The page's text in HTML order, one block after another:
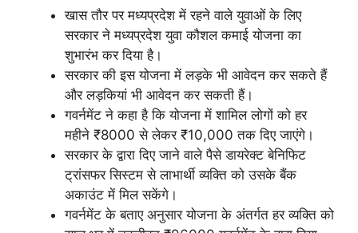
खास तौर पर मध्यप्रदेश में रहने वाले युवाओं के लिए
सरकार ने मध्यप्रदेश युवा कौशल कमाई योजना का
शुभारंभ कर दिया है।
सरकार की इस योजना में लड़के भी आवेदन कर सकते हैं
और लड़कियां भी आवेदन कर सकती हैं।
गवर्नमेंट ने कहा है कि योजना में शामिल लोगों को हर
महीने ₹8000 से लेकर ₹10,000 तक दिए जाएंगे।
सरकार के द्वारा दिए जाने वाले पैसे डायरेक्ट बेनिफिट
ट्रांसफर सिस्टम से लाभार्थी व्यक्ति को उसके बैंक
अकाउंट में मिल सकेंगे।
गवर्नमेंट के बताए अनुसार योजना के अंतर्गत हर व्यक्ति को